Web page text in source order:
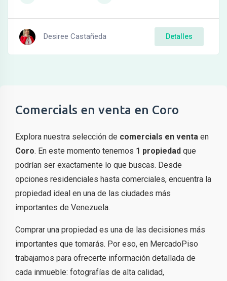
Desiree Castañeda Detalles
Comercials en venta en Coro
Explora nuestra selección de comercials en venta en
Coro. En este momento tenemos 1 propiedad que
podrían ser exactamente lo que buscas. Desde
opciones residenciales hasta comerciales, encuentra la
propiedad ideal en una de las ciudades más
importantes de Venezuela.
Comprar una propiedad es una de las decisiones más
importantes que tomarás. Por eso, en MercadoPiso
trabajamos para ofrecerte información detallada de
cada inmueble: fotografías de alta calidad,